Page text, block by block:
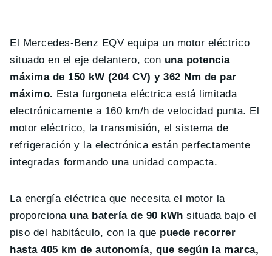
El Mercedes-Benz EQV equipa un motor eléctrico
situado en el eje delantero, con una potencia
máxima de 150 kW (204 CV) y 362 Nm de par
máximo. Esta furgoneta eléctrica está limitada
electrónicamente a 160 km/h de velocidad punta. El
motor eléctrico, la transmisión, el sistema de
refrigeración y la electrónica están perfectamente
integradas formando una unidad compacta.
La energía eléctrica que necesita el motor la
proporciona una batería de 90 kWh situada bajo el
piso del habitáculo, con la que puede recorrer
hasta 405 km de autonomía, que según la marca,